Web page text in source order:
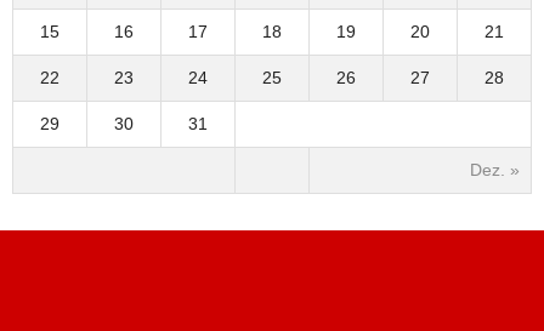
Dez. »
15 16 17 18 19 20 21
22 23 24 25 26 27 28
29 30 31